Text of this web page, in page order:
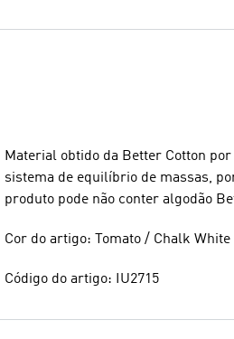
Material obtido da Better Cotton
sistema de equilíbrio de massas,
produto pode não conter algodão
Cor do artigo: Tomato / Chalk White
Código do artigo: IU2715